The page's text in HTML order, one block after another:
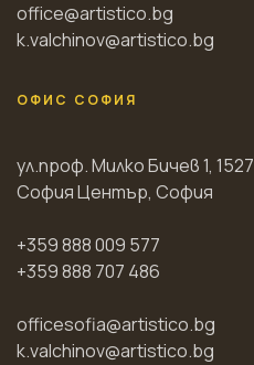
office@artistico.bg
k.valchinov@artistico.bg
ОФИС СОФИЯ
ул.проф. Милко Бичев 1, 1527
София Център, София
+359 888 009 577
+359 888 707 486
officesofia@artistico.bg
k.valchinov@artistico.bg